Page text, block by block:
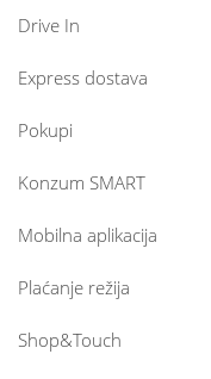
Drive In
Express dostava
Pokupi
Konzum SMART
Mobilna aplikacija
Plaćanje režija
Shop&Touch